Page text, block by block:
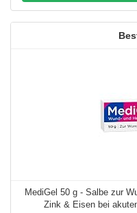
MediGel 50 g - Salbe zur
Zink & Eisen bei